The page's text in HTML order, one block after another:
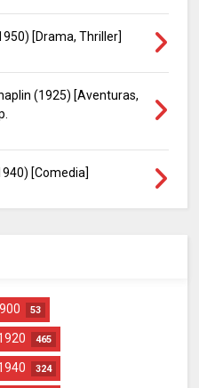
[Drama, Thriller]
(1925) [Aventuras,
[Comedia]
53
465
324